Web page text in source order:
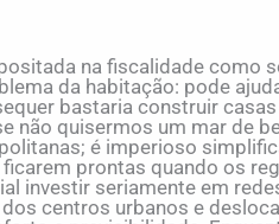
na fiscalidade como
da habitação: pode
bastaria construir
não quisermos um mar de
é imperioso
prontas quando os
investir seriamente em
centros urbanos e